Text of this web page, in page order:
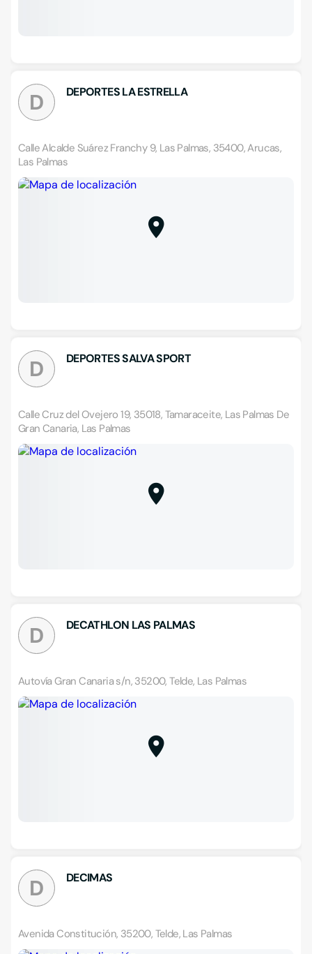
D DEPORTES LA ESTRELLA
Calle Alcalde Suárez Franchy 9, Las Palmas, 35400, Arucas,
Las Palmas
D DEPORTES SALVA SPORT
Calle Cruz del Ovejero 19, 35018, Tamaraceite, Las Palmas De
Gran Canaria, Las Palmas
D DECATHLON LAS PALMAS
Autovía Gran Canaria s/n, 35200, Telde, Las Palmas
D DECIMAS
Avenida Constitución, 35200, Telde, Las Palmas